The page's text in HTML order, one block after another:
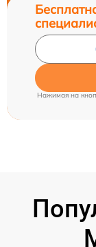
Нажимая на